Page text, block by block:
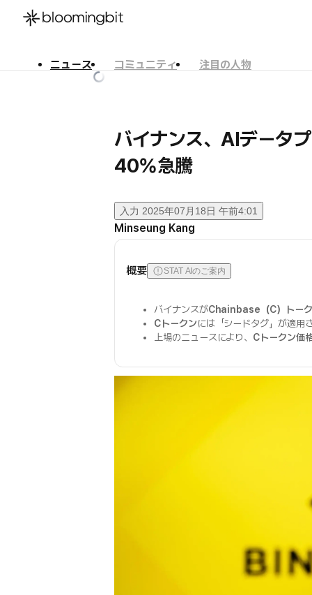
ニュース コミュニティ
注目の人物
バイナンス、AIデータ
40%急騰
入力 2025年07月18日 午前4:01
Minseung Kang
概要 STAT AIのご案内
バイナンスがChainbase（C）トー
Cトークンには「シードタグ」が適用
上場のニュースにより、 Cトークン価